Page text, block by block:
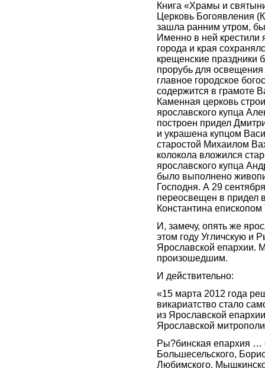
Книга «Храмы и
Церковь Богоявления
зашла ранним утром,
Именно в ней крестили
города и края
крещенские праздники
прорубь для
главное городское
содержится в грамоте
Каменная церковь
ярославского купца
построен придел
и украшена купцом
старостой Михаилом
колокола вложился
ярославского купца
было выполнено
Господня. А 29
переосвещен в придел
Константина
И, замечу, опять же
этом году Угличскую и
Ярославской епархии.
произошедшим.
И действительно:
«15 марта 2012 года
викариатство стало
из Ярославской
Ярославской
Ры?бинская епархия …
Большесельского,
Любимского,